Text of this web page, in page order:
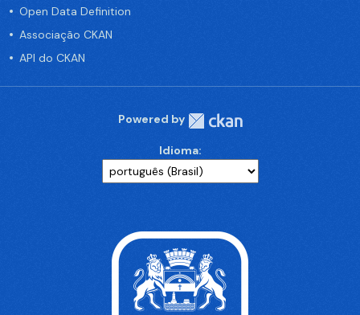
Open Data Definition
Associação CKAN
API do CKAN
Powered by
Idioma